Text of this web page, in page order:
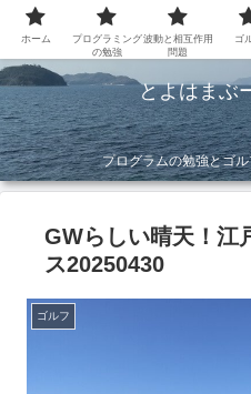
とよはまぶ
プログラムの勉強とゴ
GWらしい晴天！江
ス20250430
ゴルフ
ホーム
プログラミング
の勉強
波動と相互作用
問題
ゴ